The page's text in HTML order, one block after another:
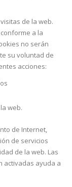
de la web.
a la
no serán
su voluntad de
acciones:
web.
de Internet,
de servicios
de la web. Las
activadas ayuda a